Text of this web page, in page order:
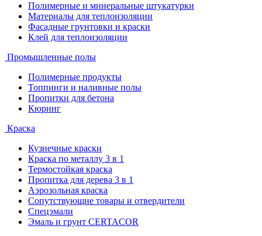
Полимерные и минеральные штукатурки
Материалы для теплоизоляции
Фасадные грунтовки и краски
Клей для теплоизоляции
Промышленные полы
Полимерные продукты
Топпинги и наливные полы
Пропитки для бетона
Кюринг
Краска
Кузнечные краски
Краска по металлу 3 в 1
Термостойкая краска
Пропитка для дерева 3 в 1
Аэрозольная краска
Сопутствующие товары и отвердители
Спецэмали
Эмаль и грунт CERTACOR